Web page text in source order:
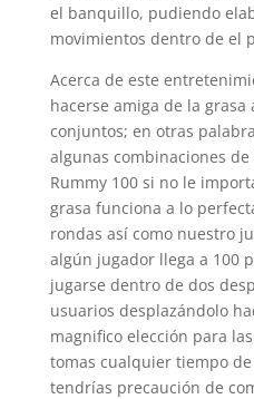
el banquillo, pudiendo
movimientos dentro de el
Acerca de este
hacerse amiga de la
conjuntos; en otras
algunas combinaciones
Rummy 100 si no le
grasa funciona a lo
rondas así­ como nuestro
algún jugador llega a 100
jugarse dentro de dos
usuarios desplazándolo
magnifico elección para
tomas cualquier tiempo
tendrí­as precaución de